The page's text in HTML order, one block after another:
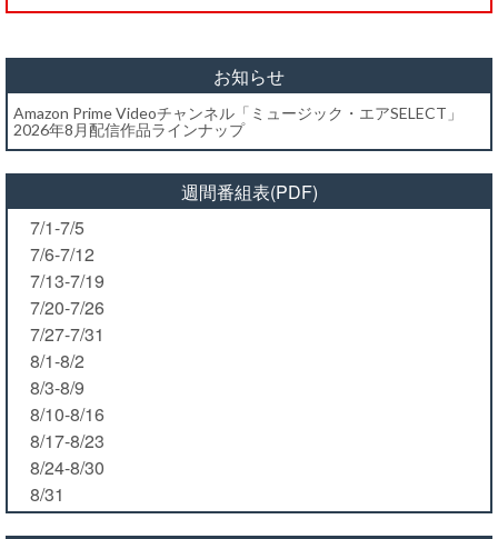
お知らせ
Amazon Prime Videoチャンネル「ミュージック・エアSELECT」
2026年8月配信作品ラインナップ
週間番組表(PDF)
7/1-7/5
7/6-7/12
7/13-7/19
7/20-7/26
7/27-7/31
8/1-8/2
8/3-8/9
8/10-8/16
8/17-8/23
8/24-8/30
8/31